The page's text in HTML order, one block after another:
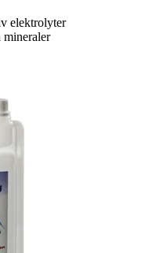
elektrolyter